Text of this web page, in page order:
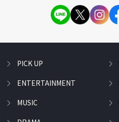
PICK UP
ENTERTAINMENT
MUSIC